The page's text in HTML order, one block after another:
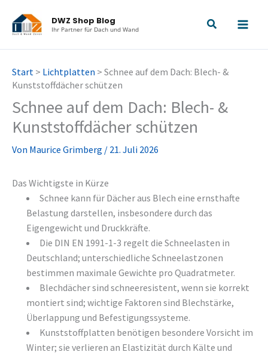
Inhalt
springen
DWZ Shop Blog
Ihr Partner für Dach und Wand
Start > Lichtplatten > Schnee auf dem Dach: Blech- &
Kunststoffdächer schützen
Schnee auf dem Dach: Blech- &
Kunststoffdächer schützen
Von Maurice Grimberg / 21. Juli 2026
Das Wichtigste in Kürze
Schnee kann für Dächer aus Blech eine ernsthafte
Belastung darstellen, insbesondere durch das
Eigengewicht und Druckkräfte.
Die DIN EN 1991-1-3 regelt die Schneelasten in
Deutschland; unterschiedliche Schneelastzonen
bestimmen maximale Gewichte pro Quadratmeter.
Blechdächer sind schneeresistent, wenn sie korrekt
montiert sind; wichtige Faktoren sind Blechstärke,
Überlappung und Befestigungssysteme.
Kunststoffplatten benötigen besondere Vorsicht im
Winter; sie verlieren an Elastizität durch Kälte und